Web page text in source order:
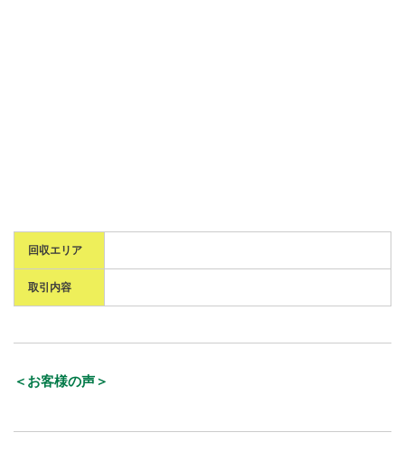
回収エリア
取引内容
＜お客様の声＞